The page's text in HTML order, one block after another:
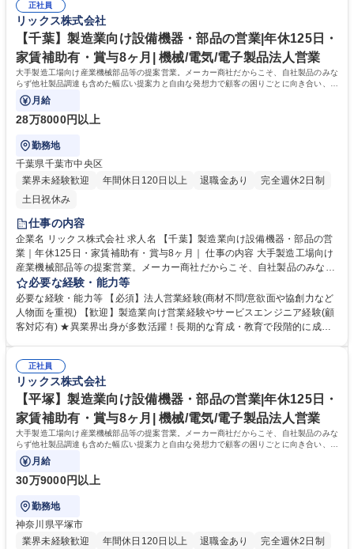
思考で、仕事を楽しむことができる 上記は当社の大切にする考え方です。
当社の考えに触れ、ともに成長しませんか？ 学歴・資格 学歴：大学院 大
学 高専 短大 専修学校 高校 語学力： 資格：
正社員
リックス株式会社
【千葉】製造業向け設備機器・部品の営業|年休125日・
家賃補助有・賞与8ヶ月| 機械/電気/電子製品法人営業
大手製造工場向け産業機械部品等の提案営業。メーカー商社だからこそ、自社製品のみな
らず他社製品調達も含めた幅広い提案力と自由な発想力で顧客の困りごとに向き合い、顧
客の役に立つ課題解決を目指します。
月給
28万8000円以上
勤務地
千葉県千葉市中央区
業界未経験歓迎
年間休日120日以上 退職金あり
完全週休2日制
土日祝休み
仕事の内容
企業名 リックス株式会社 求人名 【千葉】製造業向け設備機器・部品の営
業｜年休125日・家賃補助有・賞与8ヶ月｜ 仕事の内容 大手製造工場向け
産業機械部品等の提案営業。メーカー商社だからこそ、自社製品のみなら
ず他社製品調達も含めた幅広い提案力と自由な発想力で顧客の困りごとに
向き合い、顧客の役に立つ課題解決を目指します。 ◆顧客ニーズや課題を
主体的に捉え、課題解決にむけた最適な商品やサービスを幅広い選択肢か
ら提案ができる自由度の高い顧客密着型営業です。 ◆自社製品でもある
由な発想で提案が可能です。メーカー商社の強みを活かし、技術部門と共
同で製品開発から取り組むケースもございます。 募集職種 【千葉】製造
業向け設備機器・部品の営業｜年休125日・家賃補助有・賞与8ヶ月｜
必要な経験・能力等
必要な経験・能力等 【必須】法人営業経験(商材不問/意欲面や協創力など
人物面を重視) 【歓迎】製造業向け営業経験やサービスエンジニア経験(顧
客対応有) ★異業界出身が多数活躍！長期的な育成・教育で段階的に成長
す。 （https://www.rix.co.jp/recruit/new/interviews/oneday/oneday02/）
＜組織風土＞組織横断でノウハウ共有を進める文化があり、社内情報共有
システムを通じて、他拠点での成功事例や次の1手に対するアドバイスが
得られる仕組みがあります。日々改善を図れる環境が整っています。 学
歴・資格 学歴：大学院 大学 高専 語学力： 資格：第一種運転免許普通自動
車
正社員
リックス株式会社
【平塚】製造業向け設備機器・部品の営業|年休125日・
家賃補助有・賞与8ヶ月| 機械/電気/電子製品法人営業
大手製造工場向け産業機械部品等の提案営業。メーカー商社だからこそ、自社製品のみな
らず他社製品調達も含めた幅広い提案力と自由な発想力で顧客の困りごとに向き合い、顧
客の役に立つ課題解決を目指します。
月給
30万9000円以上
勤務地
神奈川県平塚市
業界未経験歓迎
年間休日120日以上 退職金あり
完全週休2日制